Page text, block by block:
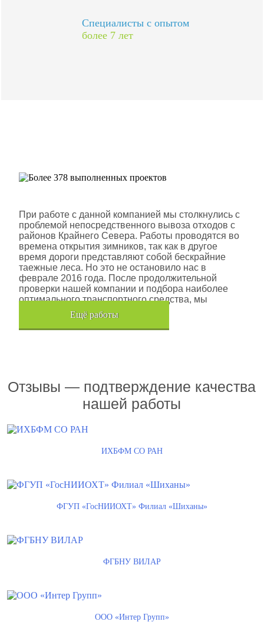
Специалисты с опытом
более 7 лет
При работе с данной компанией мы столкнулись с
проблемой непосредственного вывоза отходов с
районов Крайнего Севера. Работы проводятся во
времена открытия зимников, так как в другое
время дороги представляют собой бескрайние
таежные леса. Но это не остановило нас в
феврале 2016 года. После продолжительной
проверки нашей компании и подбора наиболее
оптимального транспортного средства, мы
помогли данной компании.
Eщё работы
Отзывы — подтверждение качества
нашей работы
ИХБФМ СО РАН
ФГУП «ГосНИИОХТ» Филиал «Шиханы»
ФГБНУ ВИЛАР
ООО «Интер Групп»